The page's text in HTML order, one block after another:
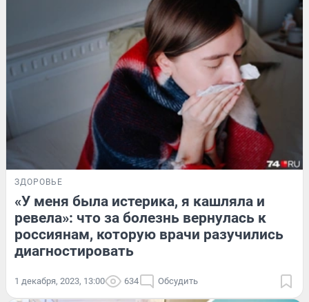
ЗДОРОВЬЕ
«У меня была истерика, я кашляла и
ревела»: что за болезнь вернулась к
россиянам, которую врачи разучились
диагностировать
1 декабря, 2023, 13:00 634 Обсудить